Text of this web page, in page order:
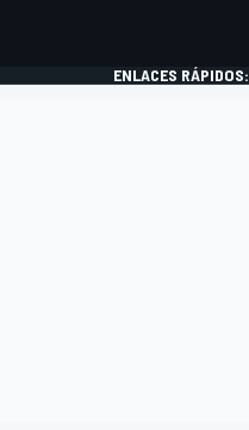
ENLACES RÁPIDOS: